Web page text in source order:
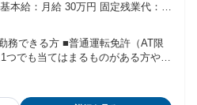
給 30万円 固定残業代：な
支払われるその他手当金額：なし
務できる方 ■普通運転免許（AT限
つでも当てはまるものがある方や
とが好き ＊地域に根差したお仕事
ニア世代を応援したい ＊土日祝お